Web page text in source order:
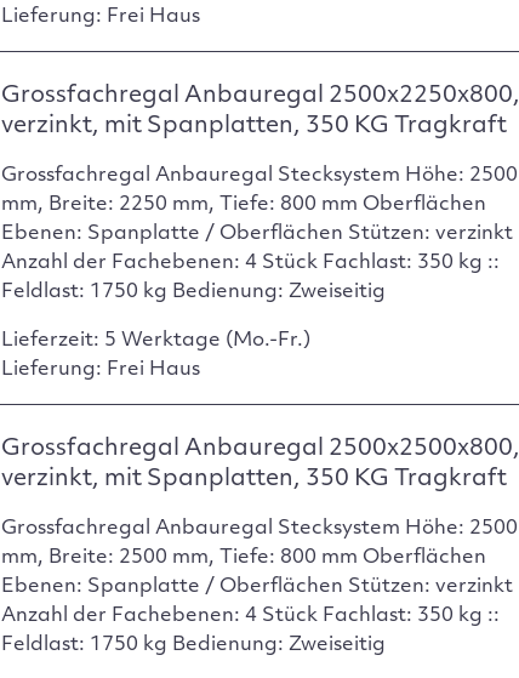
Lieferung: Frei Haus
Grossfachregal Anbauregal 2500x2250x800,
verzinkt, mit Spanplatten, 350 KG Tragkraft
Grossfachregal Anbauregal Stecksystem Höhe: 2500
mm, Breite: 2250 mm, Tiefe: 800 mm Oberflächen
Ebenen: Spanplatte / Oberflächen Stützen: verzinkt
Anzahl der Fachebenen: 4 Stück Fachlast: 350 kg ::
Feldlast: 1750 kg Bedienung: Zweiseitig
Lieferzeit: 5 Werktage (Mo.-Fr.)
Lieferung: Frei Haus
Grossfachregal Anbauregal 2500x2500x800,
verzinkt, mit Spanplatten, 350 KG Tragkraft
Grossfachregal Anbauregal Stecksystem Höhe: 2500
mm, Breite: 2500 mm, Tiefe: 800 mm Oberflächen
Ebenen: Spanplatte / Oberflächen Stützen: verzinkt
Anzahl der Fachebenen: 4 Stück Fachlast: 350 kg ::
Feldlast: 1750 kg Bedienung: Zweiseitig